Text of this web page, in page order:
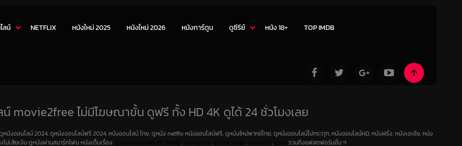
ลน์ NETFLIX หนังใหม่ 2025 หนังใหม่ 2026 หนังการ์ตูน ดูซีรีย์ หนัง 18+ TOP IMDB
movie2free ไม่มีโฆษณาขั้น ดูฟรี ทั้ง HD 4K ดูได้ 24 ชั่วโมงเลย
หนังออนไลน์ 2024, ดูหนังออนไลน์ฟรี 2024, หนังออนไลน์ ไทย, ดูหนัง netflix หนังออนไลน์ฟรี, ดูหนังใหม่พากย์ไทย, ดูหนังออนไลน์ไม่กระตุก, หนังออนไลน์HD, หนังฝรั่ง, หนังเอเชีย, หนัง
ไม่เสียเงิน ดูหนังผ่านสมาร์ทโฟน หนังเต็มเรื่อง , , , , รวมถึงแฟลตฟอร์มอื่น ๆ